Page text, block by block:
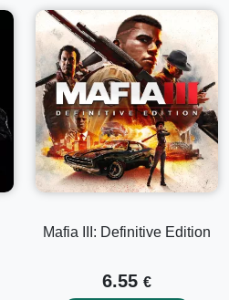
Mafia III: Definitive Edition
6.55 €